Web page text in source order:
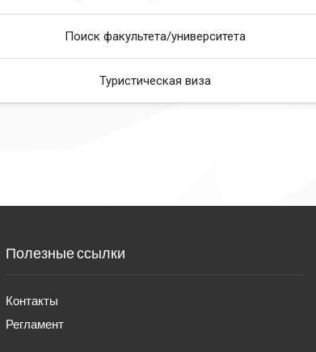
Поиск факультета/университета
Туристическая виза
Полезные ссылки
Контакты
Регламент